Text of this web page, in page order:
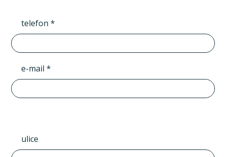
telefon *
e-mail *
ulice